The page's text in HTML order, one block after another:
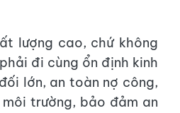
lượng cao, chứ không
đi cùng ổn định kinh
lớn, an toàn nợ công,
trường, bảo đảm an